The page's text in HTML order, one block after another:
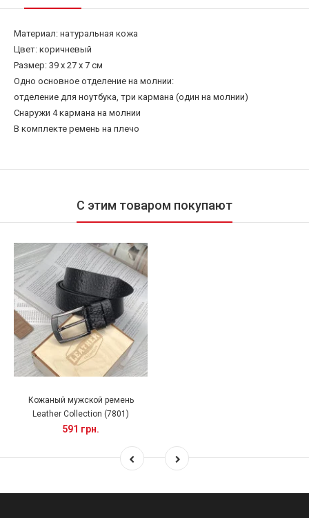
Материал: натуральная кожа
Цвет: коричневый
Размер: 39 x 27 x 7 см
Одно основное отделение на молнии:
отделение для ноутбука, три кармана (один на молнии)
Снаружи 4 кармана на молнии
В комплекте ремень на плечо
С этим товаром покупают
Кожаный мужской ремень
Leather Collection (7801)
591 грн.